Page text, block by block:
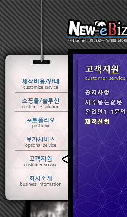
ㆍ 공지사항
ㆍ 자주묻는질문
ㆍ 온라인1:1문의
ㆍ 제작신청